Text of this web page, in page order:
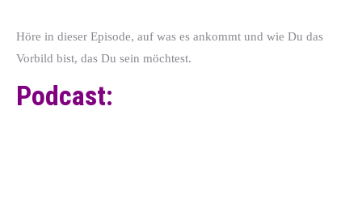
Höre in dieser Episode, auf was es ankommt und wie Du das
Vorbild bist, das Du sein möchtest.
Podcast: